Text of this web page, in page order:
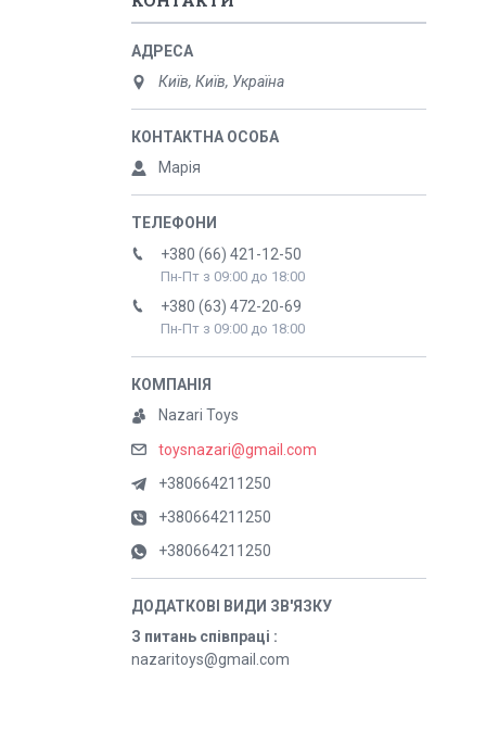
Київ, Київ, Україна
Марія
+380 (66) 421-12-50
Пн-Пт з 09:00 до 18:00
+380 (63) 472-20-69
Пн-Пт з 09:00 до 18:00
Nazari Toys
toysnazari@gmail.com
+380664211250
+380664211250
+380664211250
З питань співпраці
nazaritoys@gmail.com